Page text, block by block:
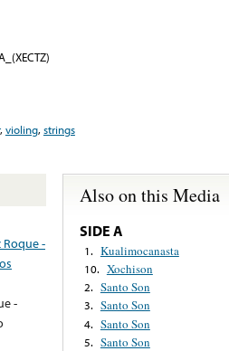
,violing,strings
Roque -
-
Also on this Media
SIDE A
1. Kualimocanasta
10. Xochison
2. Santo Son
3. Santo Son
4. Santo Son
5. Santo Son